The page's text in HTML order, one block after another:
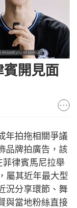
開見面
年拍拖相關爭議
品牌拍廣告，該
菲律賓馬尼拉舉
屬其近年最大型
況分享環節、舞
與當地粉絲直接